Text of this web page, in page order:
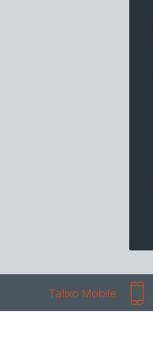
Talixo Mobile